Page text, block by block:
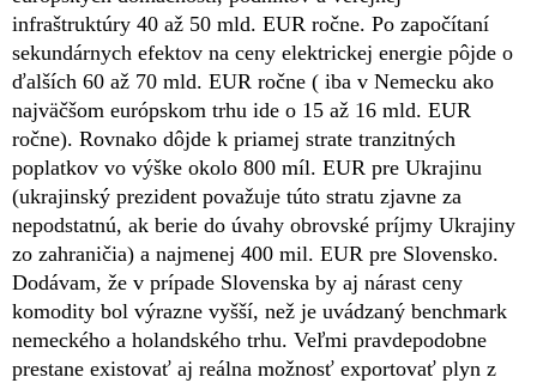
infraštruktúry 40 až 50 mld. EUR ročne. Po započítaní
sekundárnych efektov na ceny elektrickej energie pôjde o
ďalších 60 až 70 mld. EUR ročne ( iba v Nemecku ako
najväčšom európskom trhu ide o 15 až 16 mld. EUR
ročne). Rovnako dôjde k priamej strate tranzitných
poplatkov vo výške okolo 800 míl. EUR pre Ukrajinu
(ukrajinský prezident považuje túto stratu zjavne za
nepodstatnú, ak berie do úvahy obrovské príjmy Ukrajiny
zo zahraničia) a najmenej 400 mil. EUR pre Slovensko.
Dodávam, že v prípade Slovenska by aj nárast ceny
komodity bol výrazne vyšší, než je uvádzaný benchmark
nemeckého a holandského trhu. Veľmi pravdepodobne
prestane existovať aj reálna možnosť exportovať plyn z